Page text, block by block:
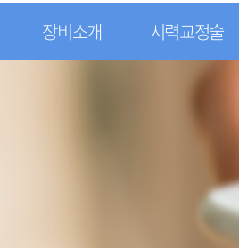
장비소개 시력교정술